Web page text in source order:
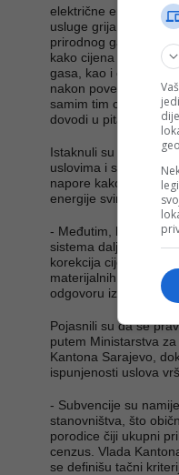
električne energije,
usluge grijanja.
prirodnog gasa,
kako cijena
gasa, kao i činjenici
nakon povećanja
samim tim
dovodi u pitanje, ova
Istaknuli su da je
uslovima i stalnim
napore kako bi se
energije svim
- Međutim, kako bi se
sistema daljinskog
korekcija cijena
materijalnih troškova,
odgovoru iz Toplana.
Pojasnili su da se
putem Ministarstva
Kantona Sarajevo,
ispunjenosti uslova
- Subvencije su
stanovništva, što
porodice čiji ukupni
cenzus. Vlada
se definišu tačni